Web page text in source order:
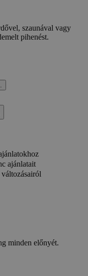
szaunával vagy
pihenést.
ajánlatait
minden előnyét.